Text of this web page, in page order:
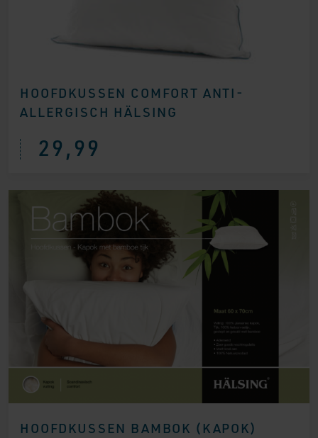
HOOFDKUSSEN COMFORT ANTI-
ALLERGISCH HÄLSING
29,99
HOOFDKUSSEN BAMBOK (KAPOK)